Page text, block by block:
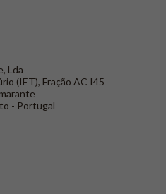
Lda
(IET), Fração AC I45
- Portugal